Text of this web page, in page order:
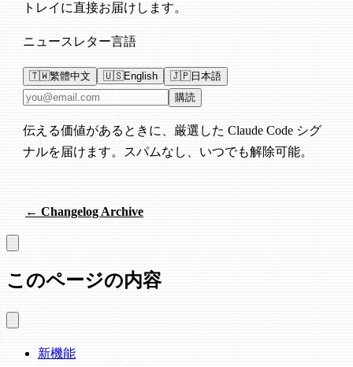
トレイに直接お届けします。
ニュースレター言語
🇹🇼繁體中文 🇺🇸English 🇯🇵日本語
メールアドレス 購読
伝える価値があるときに、厳選した Claude Code シグ
ナルを届けます。スパムなし、いつでも解除可能。
← Changelog Archive
このページの内容
新機能